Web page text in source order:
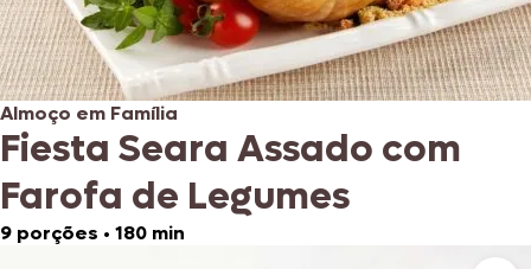
Almoço em Família
Fiesta Seara Assado com
Farofa de Legumes
9 porções • 180 min